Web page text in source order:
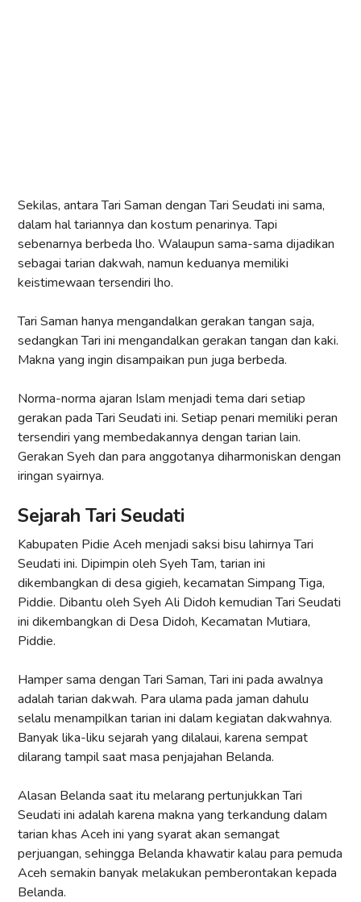
Sekilas, antara Tari Saman dengan Tari Seudati ini sama,
dalam hal tariannya dan kostum penarinya. Tapi
sebenarnya berbeda lho. Walaupun sama-sama dijadikan
sebagai tarian dakwah, namun keduanya memiliki
keistimewaan tersendiri lho.
Tari Saman hanya mengandalkan gerakan tangan saja,
sedangkan Tari ini mengandalkan gerakan tangan dan kaki.
Makna yang ingin disampaikan pun juga berbeda.
Norma-norma ajaran Islam menjadi tema dari setiap
gerakan pada Tari Seudati ini. Setiap penari memiliki peran
tersendiri yang membedakannya dengan tarian lain.
Gerakan Syeh dan para anggotanya diharmoniskan dengan
iringan syairnya.
Sejarah Tari Seudati
Kabupaten Pidie Aceh menjadi saksi bisu lahirnya Tari
Seudati ini. Dipimpin oleh Syeh Tam, tarian ini
dikembangkan di desa gigieh, kecamatan Simpang Tiga,
Piddie. Dibantu oleh Syeh Ali Didoh kemudian Tari Seudati
ini dikembangkan di Desa Didoh, Kecamatan Mutiara,
Piddie.
Hamper sama dengan Tari Saman, Tari ini pada awalnya
adalah tarian dakwah. Para ulama pada jaman dahulu
selalu menampilkan tarian ini dalam kegiatan dakwahnya.
Banyak lika-liku sejarah yang dilalaui, karena sempat
dilarang tampil saat masa penjajahan Belanda.
Alasan Belanda saat itu melarang pertunjukkan Tari
Seudati ini adalah karena makna yang terkandung dalam
tarian khas Aceh ini yang syarat akan semangat
perjuangan, sehingga Belanda khawatir kalau para pemuda
Aceh semakin banyak melakukan pemberontakan kepada
Belanda.